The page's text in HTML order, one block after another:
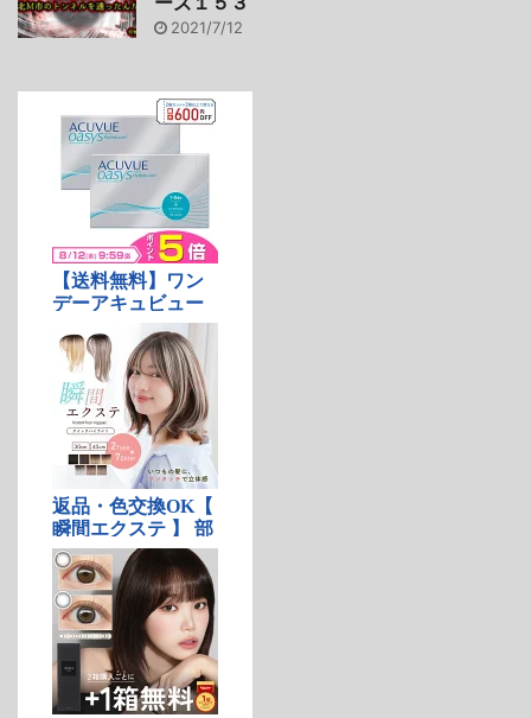
2021/7/12